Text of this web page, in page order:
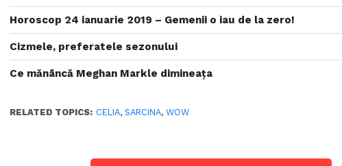
Horoscop 24 ianuarie 2019 – Gemenii o iau de la zero!
Cizmele, preferatele sezonului
Ce mănâncă Meghan Markle dimineața
RELATED TOPICS: CELIA,SARCINA,WOW